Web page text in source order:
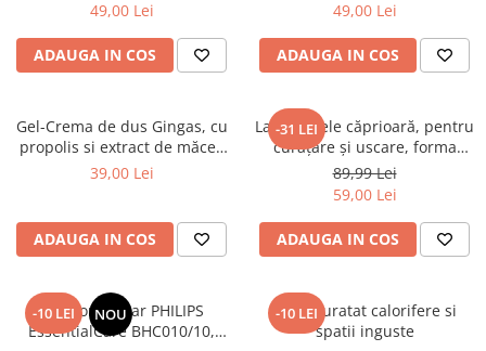
200X230 cm, Fluturi si Pietre
49,00 Lei
ADAUGA IN COS
200X230 cm, Valuri Waves
49,00 Lei
ADAUGA IN COS
Gel-Crema de dus Gingas, cu
propolis si extract de măceș
organic, 1000 ml
39,00 Lei
ADAUGA IN COS
-31 LEI
Lavetă piele căprioară, pentru
curăţare şi uscare, forma
neregulată 38*30
89,99 Lei
59,00 Lei
ADAUGA IN COS
-10 LEI NOU
Uscator de par PHILIPS
EssentialCare BHC010/10,
-10 LEI
Perie curatat calorifere si
spatii inguste